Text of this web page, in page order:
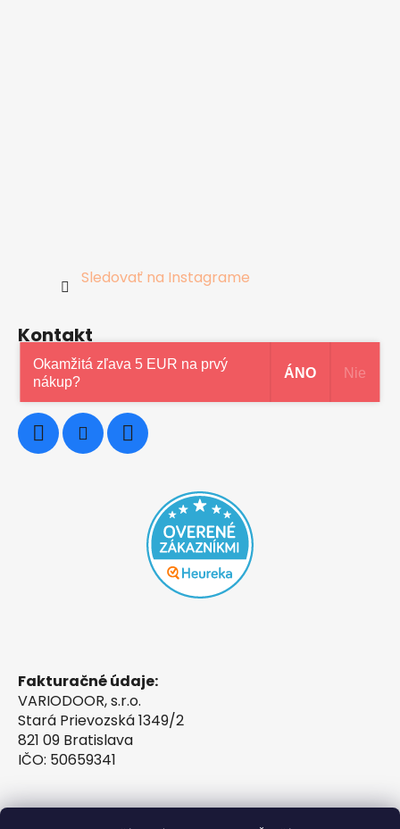
Sledovať na Instagrame
Kontakt
0948997914
Fakturačné údaje:
VARIODOOR, s.r.o.
Stará Prievozská 1349/2
821 09 Bratislava
IČO: 50659341
Okamžitá zľava 5 EUR na prvý
nákup?
ÁNO Nie